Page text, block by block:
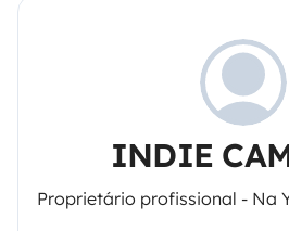
INDIE
Proprietário profissional - Na